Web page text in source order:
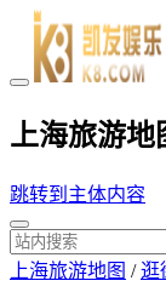
上海旅游地
跳转到主体内容
上海旅游地图 /逛